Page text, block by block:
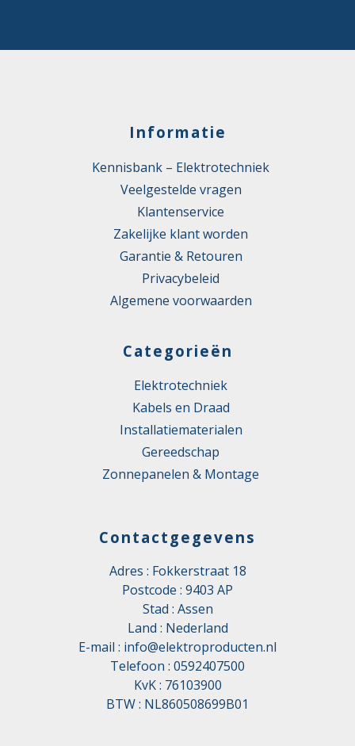
Informatie
Kennisbank – Elektrotechniek
Veelgestelde vragen
Klantenservice
Zakelijke klant worden
Garantie & Retouren
Privacybeleid
Algemene voorwaarden
Categorieën
Elektrotechniek
Kabels en Draad
Installatiematerialen
Gereedschap
Zonnepanelen & Montage
Contactgegevens
Adres : Fokkerstraat 18
Postcode : 9403 AP
Stad : Assen
Land : Nederland
E-mail : info@elektroproducten.nl
Telefoon : 0592407500
KvK : 76103900
BTW : NL860508699B01